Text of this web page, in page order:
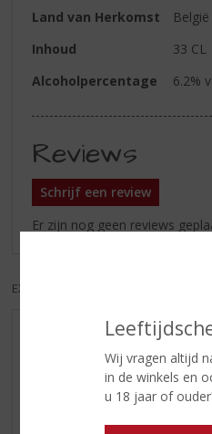
Wij vragen altijd
in de winkels en
u 18 jaar of
Land van Herkomst
België
Inhoud
33 CL
Alcoholpercentage
6.2%
Reviews
Schrijf een review
Er zijn nog geen reviews
EXCL. BTW
AANBIEDINGEN
WIJN VAN DE MAAND
WHISKY VAN DE MAAND